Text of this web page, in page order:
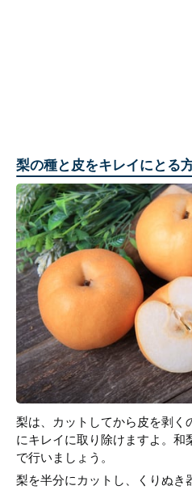
梨の種と皮をキレイにとる
梨は、カットしてから皮を剥く
にキレイに取り除けますよ。和
で行いましょう。
梨を半分にカットし、くりぬき